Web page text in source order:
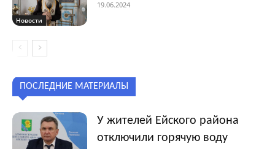
Новости
19.06.2024
ПОСЛЕДНИЕ МАТЕРИАЛЫ
У жителей Ейского района
отключили горячую воду